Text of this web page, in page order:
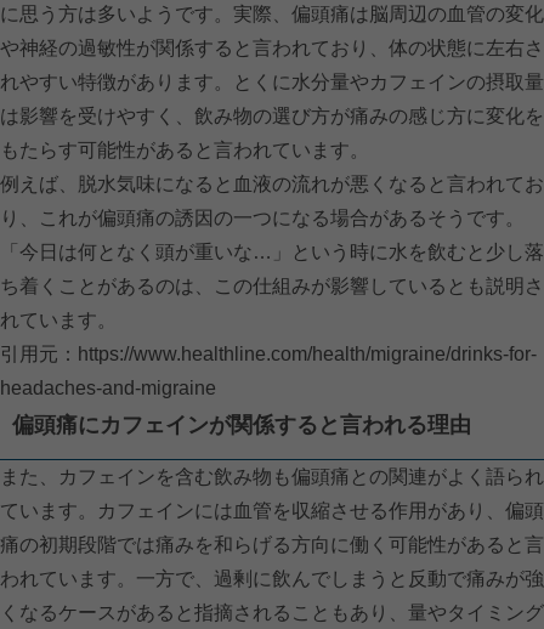
に思う方は多いようです。実際、偏頭痛は脳周辺の血管の変化
や神経の過敏性が関係すると言われており、体の状態に左右さ
れやすい特徴があります。とくに水分量やカフェインの摂取量
は影響を受けやすく、飲み物の選び方が痛みの感じ方に変化を
もたらす可能性があると言われています。
例えば、脱水気味になると血液の流れが悪くなると言われてお
り、これが偏頭痛の誘因の一つになる場合があるそうです。
「今日は何となく頭が重いな…」という時に水を飲むと少し落
ち着くことがあるのは、この仕組みが影響しているとも説明さ
れています。
引用元： https://www.healthline.com/health/migraine/drinks-for-
headaches-and-migraine
偏頭痛にカフェインが関係すると言われる理由
また、カフェインを含む飲み物も偏頭痛との関連がよく語られ
ています。カフェインには血管を収縮させる作用があり、偏頭
痛の初期段階では痛みを和らげる方向に働く可能性があると言
われています。一方で、過剰に飲んでしまうと反動で痛みが強
くなるケースがあると指摘されることもあり、量やタイミング